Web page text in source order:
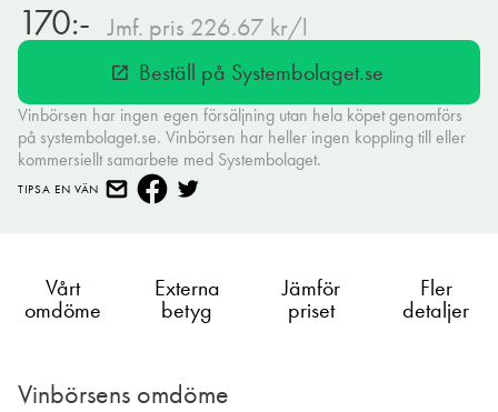
170:- Jmf. pris 226.67 kr/l
open_in_new Beställ på Systembolaget.se
Vinbörsen har ingen egen försäljning utan hela köpet genomförs
på systembolaget.se. Vinbörsen har heller ingen koppling till eller
kommersiellt samarbete med Systembolaget.
TIPSA EN VÄN
Vårt
omdöme
Externa
betyg
Jämför
priset
Fler
detaljer
Vinbörsens omdöme